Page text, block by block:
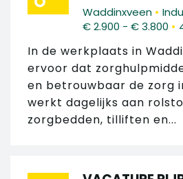
Waddinxveen •
€ 2.900 - € 3.800 •
In de werkplaats in
ervoor dat
en betrouwbaar de zorg
werkt dagelijks aan
zorgbedden, tilliften en...